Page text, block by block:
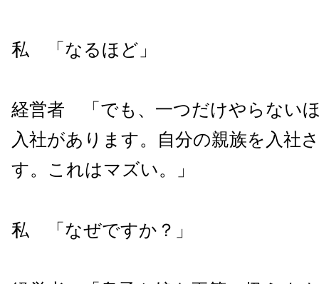
私 「なるほど」
経営者 「でも、一つだけやらない
入社があります。自分の親族を入社
す。これはマズい。」
私 「なぜですか？」